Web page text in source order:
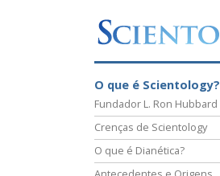
O que é Scientology?
Fundador L. Ron Hubbard
Crenças de Scientology
O que é Dianética?